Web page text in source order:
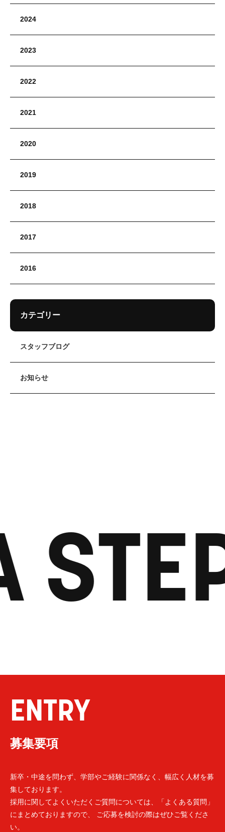
2024
2023
2022
2021
2020
2019
2018
2017
2016
カテゴリー
スタッフブログ
お知らせ
ENTRY
募集要項
新卒・中途を問わず、学部やご経験に関係なく、幅広く人材を募
集しております。
採用に関してよくいただくご質問については、「よくある質問」
にまとめておりますので、 ご応募を検討の際はぜひご覧くださ
い。